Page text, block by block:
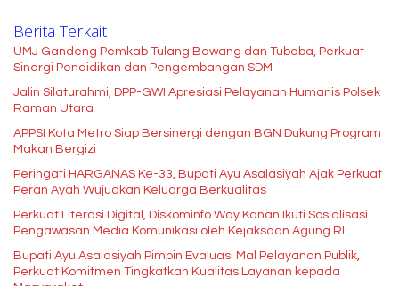
Berita Terkait
UMJ Gandeng Pemkab Tulang Bawang dan Tubaba, Perkuat
Sinergi Pendidikan dan Pengembangan SDM
Jalin Silaturahmi, DPP-GWI Apresiasi Pelayanan Humanis Polsek
Raman Utara
APPSI Kota Metro Siap Bersinergi dengan BGN Dukung Program
Makan Bergizi
Peringati HARGANAS Ke-33, Bupati Ayu Asalasiyah Ajak Perkuat
Peran Ayah Wujudkan Keluarga Berkualitas
Perkuat Literasi Digital, Diskominfo Way Kanan Ikuti Sosialisasi
Pengawasan Media Komunikasi oleh Kejaksaan Agung RI
Bupati Ayu Asalasiyah Pimpin Evaluasi Mal Pelayanan Publik,
Perkuat Komitmen Tingkatkan Kualitas Layanan kepada